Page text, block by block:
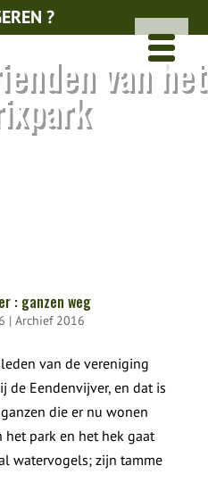
?
van het
: ganzen weg
| Archief 2016
van de vereniging
de Eendenvijver, en dat is
die er nu wonen
park en het hek gaat
watervogels; zijn tamme